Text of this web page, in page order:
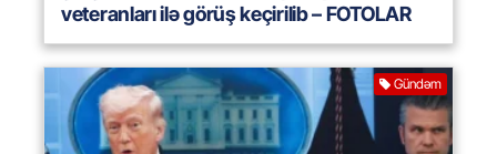
veteranları ilə görüş keçirilib – FOTOLAR
Gündəm